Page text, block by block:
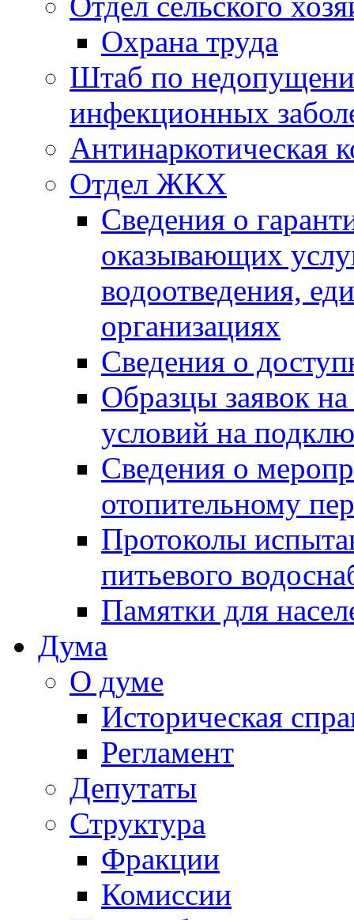
Охрана труда
Штаб по
инфекционных
Антинаркотическая
Отдел ЖКХ
Сведения о
оказывающих
водоотведения,
организациях
Сведения о
Образцы заявок
условий на
Сведения о
отопительному
Протоколы
питьевого
Памятки для
Дума
О думе
Историческая
Регламент
Депутаты
Структура
Фракции
Комиссии